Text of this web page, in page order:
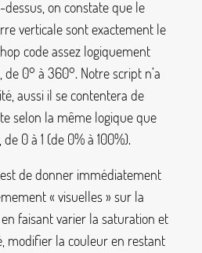
dessus, on constate que le
verticale sont exactement le
code assez logiquement
0° à 360°. Notre script n’a
aussi il se contentera de
selon la même logique que
0 à 1 (de 0% à 100%).
est de donner immédiatement
« visuelles» sur la
faisant varier la saturation et
modifier la couleur en restant